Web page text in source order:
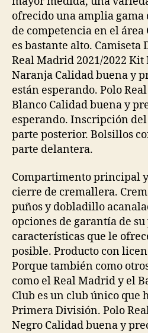
ofrecido una amplia gama
de competencia en el
es bastante alto.
Real Madrid 2021/2022
Naranja Calidad buena y
están esperando. Polo
Blanco Calidad buena y
esperando. Inscripción
parte posterior. Bolsillos
parte delantera.
Compartimento principal
cierre de cremallera.
puños y dobladillo
opciones de garantía de
características que le
posible. Producto con
Porque también como
como el Real Madrid y el
Club es un club único que
Primera División. Polo
Negro Calidad buena y